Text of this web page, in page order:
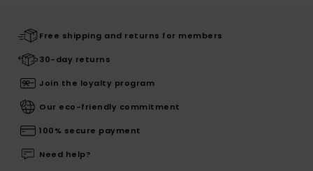
Free shipping and returns for members
30-day returns
Join the loyalty program
Our eco-friendly commitment
100% secure payment
Need help?